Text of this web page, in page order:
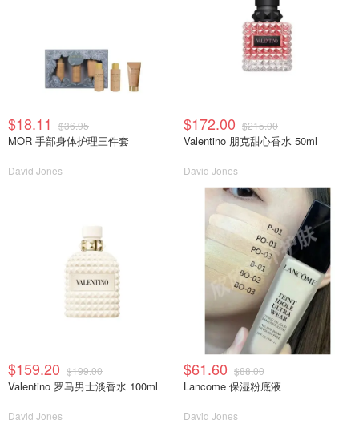
$18.11 $36.95
MOR 手部身体护理三件套
David Jones
$172.00 $215.00
Valentino 朋克甜心香水 50ml
David Jones
$159.20 $199.00
Valentino 罗马男士淡香水 100ml
David Jones
$61.60 $88.00
Lancome 保湿粉底液
David Jones